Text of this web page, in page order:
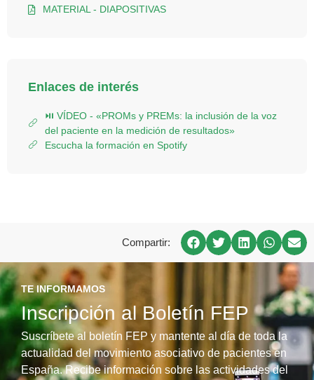
MATERIAL - DIAPOSITIVAS
Enlaces de interés
⏯ VÍDEO - «PROMs y PREMs: la inclusión de la voz
del paciente en la medición de resultados»
Escucha la formación en Spotify
Compartir:
TE INFORMAMOS
Inscripción al Boletín FEP
Suscríbete al boletín FEP y mantente al día de toda la
actualidad del movimiento asociativo de pacientes en
España. Recibe información sobre las actividades del